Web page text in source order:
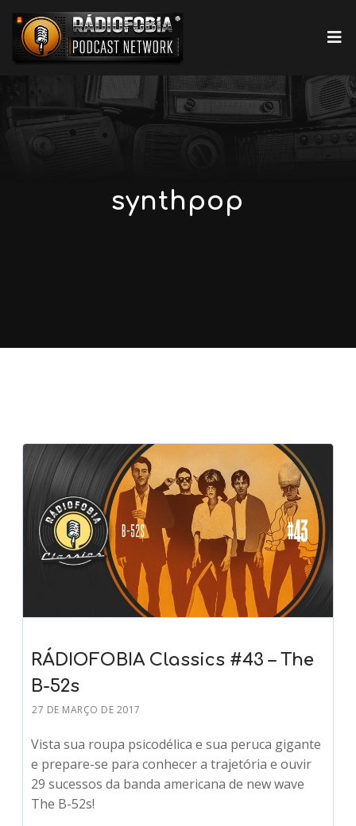
synthpop
RÁDIOFOBIA Classics #43 – The
B-52s
27 DE MARÇO DE 2017
Vista sua roupa psicodélica e sua peruca gigante
e prepare-se para conhecer a trajetória e ouvir
29 sucessos da banda americana de new wave
The B-52s!